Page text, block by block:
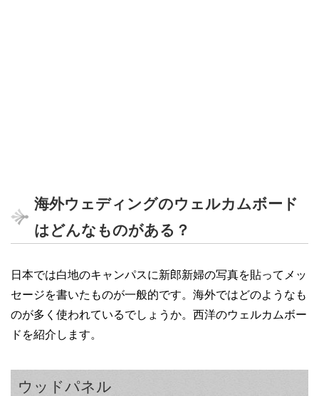
海外ウェディングのウェルカムボード
はどんなものがある？
日本では白地のキャンパスに新郎新婦の写真を貼ってメッ
セージを書いたものが一般的です。海外ではどのようなも
のが多く使われているでしょうか。西洋のウェルカムボー
ドを紹介します。
ウッドパネル